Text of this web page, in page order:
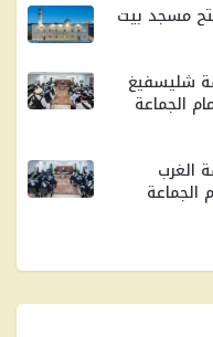
مسجد بيت
شليسفيغ
الجماعة
الغرب
الجماعة